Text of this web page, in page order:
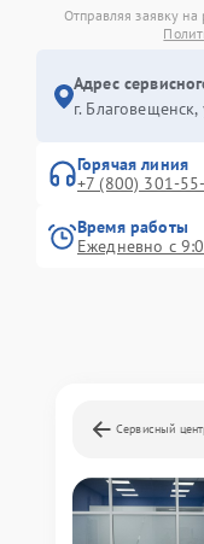
Отправляя заявку
Адрес
г.
Горячая линия
+7 (800) 301-
Время работы
Ежедневно с
Сервисный